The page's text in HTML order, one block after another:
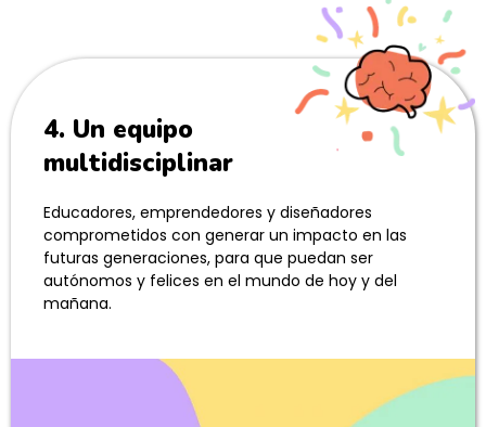
4. Un equipo
multidisciplinar
Educadores, emprendedores y diseñadores
comprometidos con generar un impacto en las
futuras generaciones, para que puedan ser
autónomos y felices en el mundo de hoy y del
mañana.